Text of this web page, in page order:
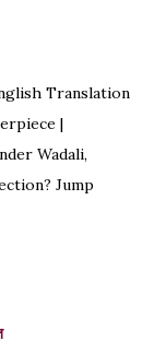
Translation
|
Wadali,
Jump